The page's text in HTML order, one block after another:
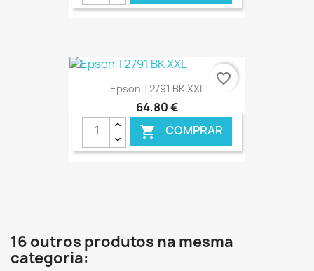
€ ONLINE
Epson T2791 BK XXL
64,80 €
 COMPRAR
favorite_border
16 outros produtos na mesma
categoria: